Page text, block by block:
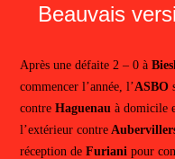
Beauvais
Après une défaite 2 – 0 à
commencer l’année, l’ASBO
contre Haguenau à domicile
l’extérieur contre
réception de Furiani pour